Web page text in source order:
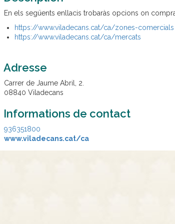
En els següents enllacis trobaràs opcions on
https://www.viladecans.cat/ca/zones-comercials
https://www.viladecans.cat/ca/mercats
Adresse
Carrer de Jaume Abril, 2.
08840 Viladecans
Informations de contact
936351800
www.viladecans.cat/ca